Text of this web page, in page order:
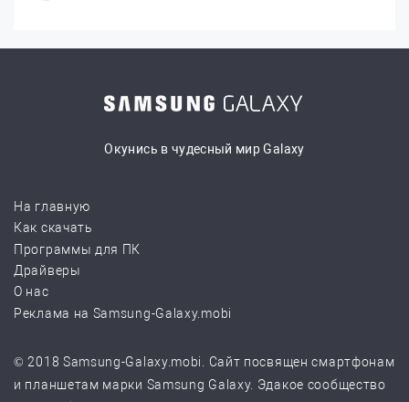
Окунись в чудесный мир Galaxy
На главную
Как скачать
Программы для ПК
Драйверы
О нас
Реклама на Samsung-Galaxy.mobi
© 2018 Samsung-Galaxy.mobi. Сайт посвящен смартфонам
и планшетам марки Samsung Galaxy. Эдакое сообщество